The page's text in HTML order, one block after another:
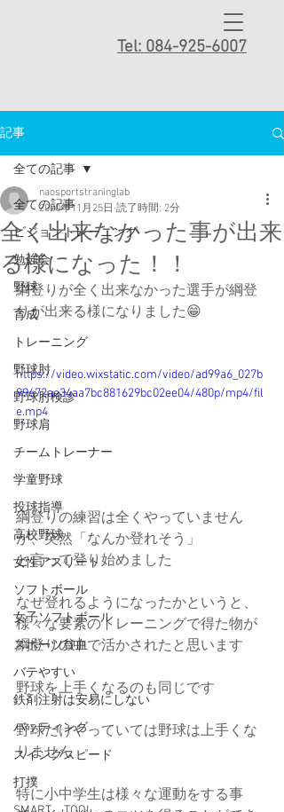
Tel: 084-925-6007
記事
全ての記事
ビジョントレーニング
勉強会
野球
育成
トレーニング
野球肘
野球肘検診
野球肩
チームトレーナー
学童野球
投球指導
高校野球
女性アスリート
ソフトボール
女子ソフトボール
スポーツ貧血
バテやすい
鉄剤注射は安易にしない
バッティング
スイングスピード
打撲
全ての記事
全く出来なかった事が出来
る様になった！！
naosportstraninglab
2020年11月25日 読了時間: 2分
綱登りが全く出来なかった選手が綱登
りが出来る様になりました😁
https://video.wixstatic.com/video/ad99a6_027b
99672ae34aa7bc881629bc02ee04/480p/mp4/fil
e.mp4
綱登りの練習は全くやっていません
が、突然「なんか登れそう」
と言って登り始めました
なぜ登れるようになったかというと、
様々な要素のトレーニングで得た物が
綱登りの中で活かされたと思います
野球を上手くなるのも同じです
野球だけやっていては野球は上手くな
りません
特に小中学生は様々な運動をする事